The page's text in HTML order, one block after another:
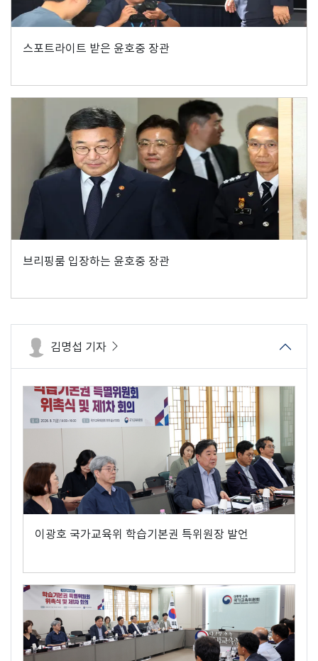
스포트라이트 받은 윤호중 장관
브리핑룸 입장하는 윤호중 장관
김명섭 기자
이광호 국가교육위 학습기본권 특위원장 발언